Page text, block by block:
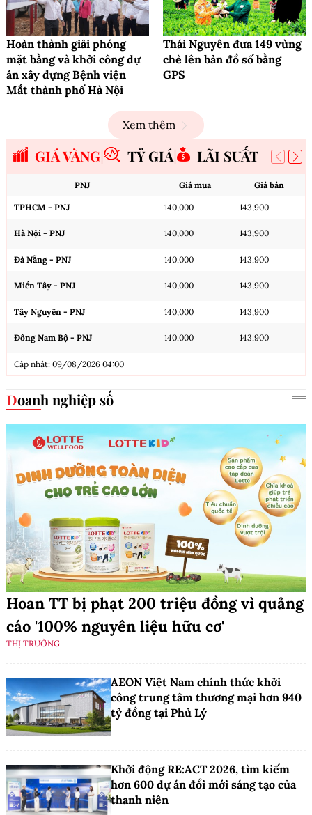
Hoàn thành giải phóng
mặt bằng và khởi công dự
án xây dựng Bệnh viện
Mắt thành phố Hà Nội
Thái Nguyên đưa 149 vùng
chè lên bản đồ số bằng
GPS
Xem thêm
GIÁ VÀNG TỶ GIÁ LÃI SUẤT
PNJ Giá mua Giá bán
TPHCM - PNJ 140,000 143,900
Hà Nội - PNJ 140,000 143,900
Đà Nẵng - PNJ 140,000 143,900
Miền Tây - PNJ 140,000 143,900
Tây Nguyên - PNJ 140,000 143,900
Đông Nam Bộ - PNJ 140,000 143,900
Cập nhật: 09/08/2026 04:00
Doanh nghiệp số
Hoan TT bị phạt 200 triệu đồng vì quảng
cáo '100% nguyên liệu hữu cơ'
THỊ TRƯỜNG
AEON Việt Nam chính thức khởi
công trung tâm thương mại hơn 940
tỷ đồng tại Phủ Lý
Khởi động RE:ACT 2026, tìm kiếm
hơn 600 dự án đổi mới sáng tạo của
thanh niên